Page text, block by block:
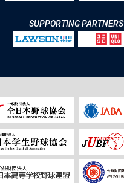
SUPPORTING PARTNERS